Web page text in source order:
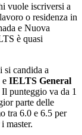
vuole iscriversi a
o residenza in
e Nuova
è quasi
si candida a
e IELTS General
punteggio va da 1
parte delle
tra 6.0 e 6.5 per
master.